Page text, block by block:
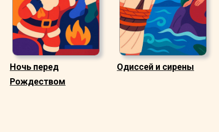
Ночь перед
Рождеством
Одиссей и сирены